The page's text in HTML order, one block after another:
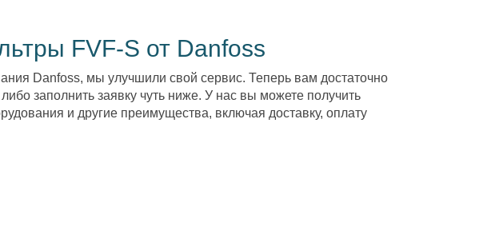
FVF-S от Danfoss
Danfoss, мы улучшили свой сервис. Теперь вам достаточно
заполнить заявку чуть ниже. У нас вы можете получить
и другие преимущества, включая доставку, оплату